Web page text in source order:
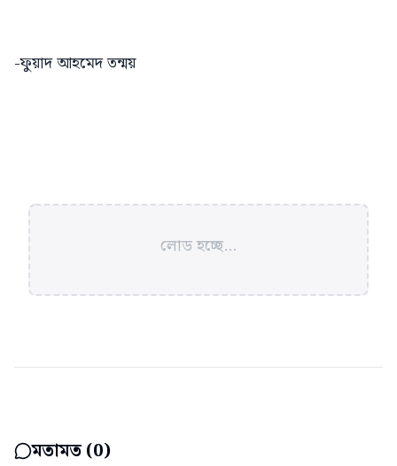
-ফুয়াদ আহমেদ তন্ময়
লোড হচ্ছে...
মতামত (0)